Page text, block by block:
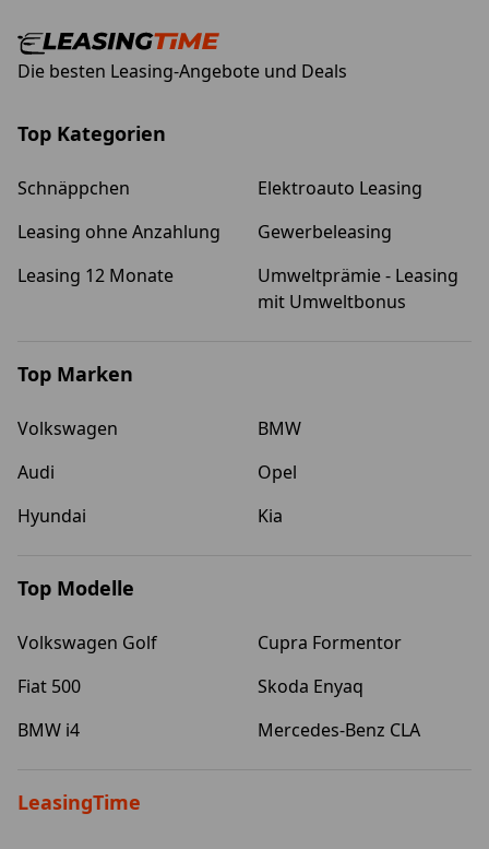
Die besten Leasing-Angebote und Deals
Top Kategorien
Schnäppchen
Elektroauto Leasing
Leasing ohne Anzahlung
Gewerbeleasing
Leasing 12 Monate
Umweltprämie - Leasing
mit Umweltbonus
Top Marken
Volkswagen
BMW
Audi
Opel
Hyundai
Kia
Top Modelle
Volkswagen Golf
Cupra Formentor
Fiat 500
Skoda Enyaq
BMW i4
Mercedes-Benz CLA
LeasingTime